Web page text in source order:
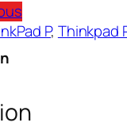
P, Thinkpad